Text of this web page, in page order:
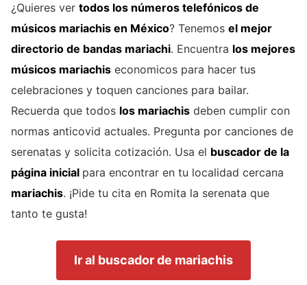
¿Quieres ver todos los números telefónicos de
músicos mariachis en México? Tenemos el mejor
directorio de bandas mariachi. Encuentra los mejores
músicos mariachis economicos para hacer tus
celebraciones y toquen canciones para bailar.
Recuerda que todos los mariachis deben cumplir con
normas anticovid actuales. Pregunta por canciones de
serenatas y solicita cotización. Usa el buscador de la
página inicial para encontrar en tu localidad cercana
mariachis. ¡Pide tu cita en Romita la serenata que
tanto te gusta!
Ir al buscador de mariachis